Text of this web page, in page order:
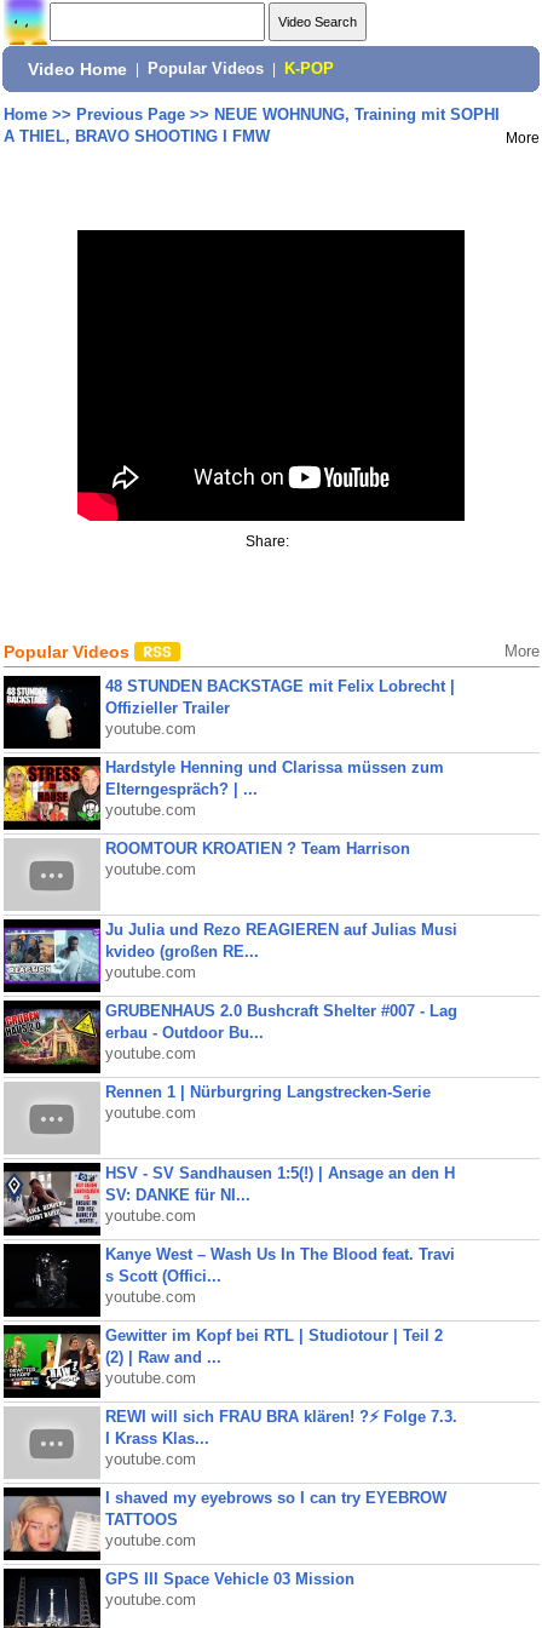
Video Home Popular Videos K-POP
Home>> Previous Page>> NEUE WOHNUNG, Training mit SOPHI
A THIEL, BRAVO SHOOTING I FMW
More
Share:
Popular Videos More
48 STUNDEN BACKSTAGE mit Felix Lobrecht |
Offizieller Trailer
youtube.com
Hardstyle Henning und Clarissa müssen zum
Elterngespräch? | ...
youtube.com
ROOMTOUR KROATIEN ? Team Harrison
youtube.com
Ju Julia und Rezo REAGIEREN auf Julias Musi
kvideo (großen RE...
youtube.com
GRUBENHAUS 2.0 Bushcraft Shelter #007 - Lag
erbau - Outdoor Bu...
youtube.com
Rennen 1 | Nürburgring Langstrecken-Serie
youtube.com
HSV - SV Sandhausen 1:5(!) | Ansage an den H
SV: DANKE für NI...
youtube.com
Kanye West – Wash Us In The Blood feat. Travi
s Scott (Offici...
youtube.com
Gewitter im Kopf bei RTL | Studiotour | Teil 2
(2) | Raw and ...
youtube.com
REWI will sich FRAU BRA klären! ?⚡️ Folge 7.3.
I Krass Klas...
youtube.com
I shaved my eyebrows so I can try EYEBROW
TATTOOS
youtube.com
GPS III Space Vehicle 03 Mission
youtube.com